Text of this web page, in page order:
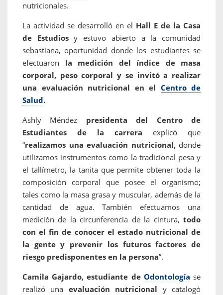
nutricionales.
La actividad se desarrolló en el Hall E de la Casa
de Estudiosy estuvo abierto a la comunidad
sebastiana, oportunidad donde los estudiantes se
efectuaron la medición del índice de masa
corporal, peso corporal y se invitó a realizar
una evaluación nutricional en el Centro de
Salud.
Ashly Méndez presidenta del Centro de
Estudiantes de la carrera explicó que
“realizamos una evaluación nutricional, donde
utilizamos instrumentos como la tradicional pesa y
el tallímetro, la tanita que permite obtener toda la
composición corporal que posee el organismo;
tales como la masa grasa y muscular, además de la
cantidad de agua. También efectuamos una
medición de la circunferencia de la cintura, todo
con el fin de conocer el estado nutricional de
la gente y prevenir los futuros factores de
riesgo predisponentes en la persona”.
Camila Gajardo, estudiante de Odontología se
realizó una evaluación nutricional y catalogó